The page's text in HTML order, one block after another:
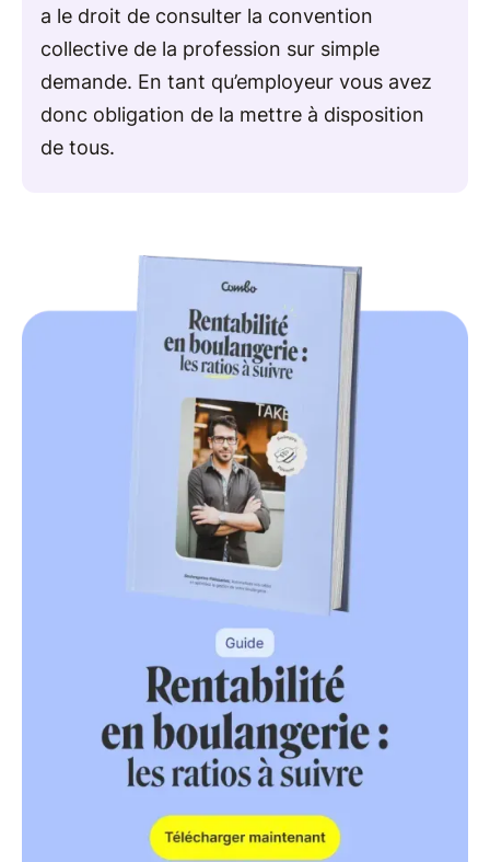
a le droit de consulter la convention
collective de la profession sur simple
demande. En tant qu’employeur vous avez
donc obligation de la mettre à disposition
de tous.